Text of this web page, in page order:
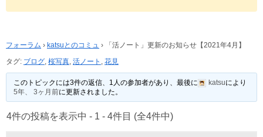
フォーラム › katsuとのコミュ ›
「活ノート」更新のお知らせ【2021年4月】
タグ: ブログ, 桜写真, 活ノート , 花見
このトピックには3件の返信、1人の参加者があり、最後に katsuにより
5年、 3ヶ月前に更新されました。
4件の投稿を表示中 - 1 - 4件目 (全4件中)